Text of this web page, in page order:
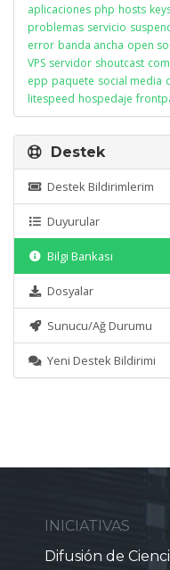
aplicaciones php hosts
problemas servicio
error banda ancha open
VPS servidor shoutcast
epp paquete social media
litespeed hospedaje
Destek
Destek Bildirimlerim
Duyurular
Bilgi Bankası
Dosyalar
Sunucu/Ağ Durumu
Yeni Destek Bildirimi
INICIATIVAS
Difusión de